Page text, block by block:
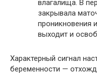
влагалища. В
закрывала
проникновения
выходит и
Характерный сигнал
беременности —